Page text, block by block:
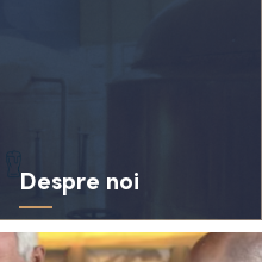
Despre noi